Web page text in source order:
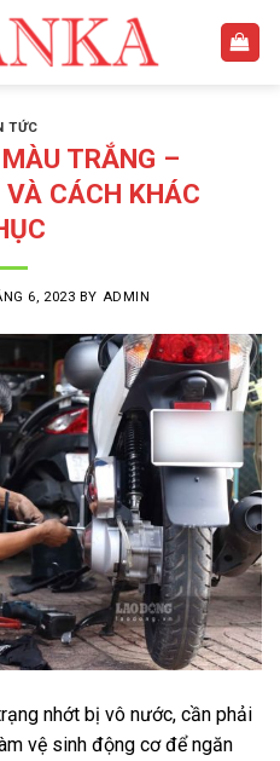
TỨC
TRẮNG –
VÀ CÁCH KHÁC
6, 2023 BY ADMIN
nhớt bị vô nước, cần phải
vệ sinh động cơ để ngăn